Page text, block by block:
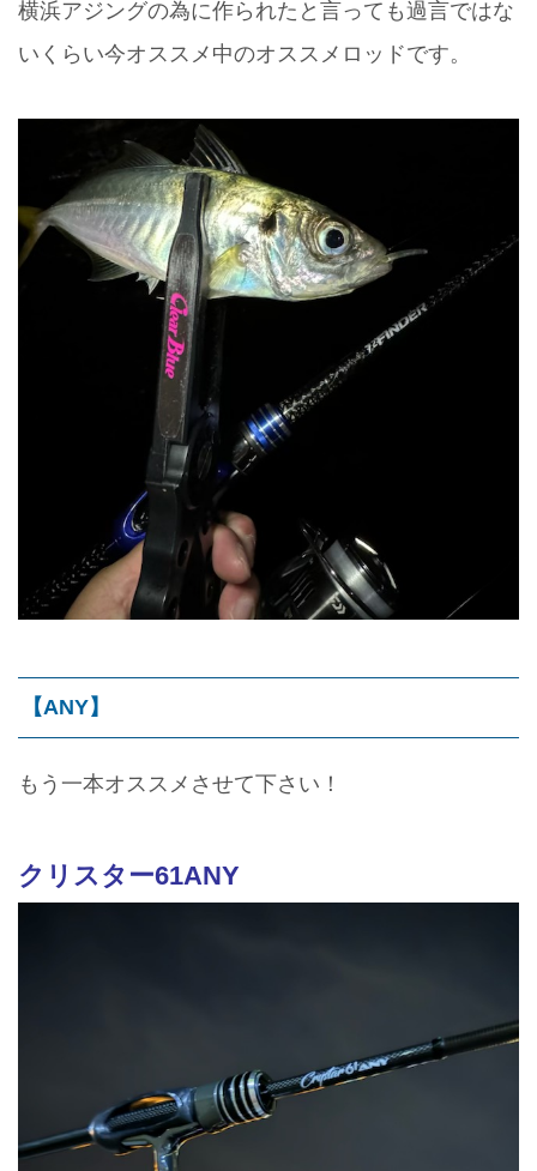
横浜アジングの為に作られたと言っても過言ではな
いくらい今オススメ中のオススメロッドです。
【ANY】
もう一本オススメさせて下さい！
クリスター61ANY